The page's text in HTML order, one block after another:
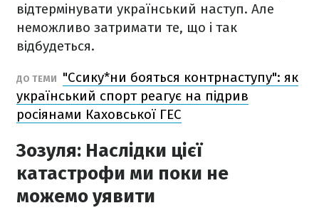
відтермінувати український наступ. Але
неможливо затримати те, що і так
відбудеться.
ДО ТЕМИ
"Ссику*ни бояться контрнаступу": як
український спорт реагує на підрив
росіянами Каховської ГЕС
Зозуля: Наслідки цієї
катастрофи ми поки не
можемо уявити